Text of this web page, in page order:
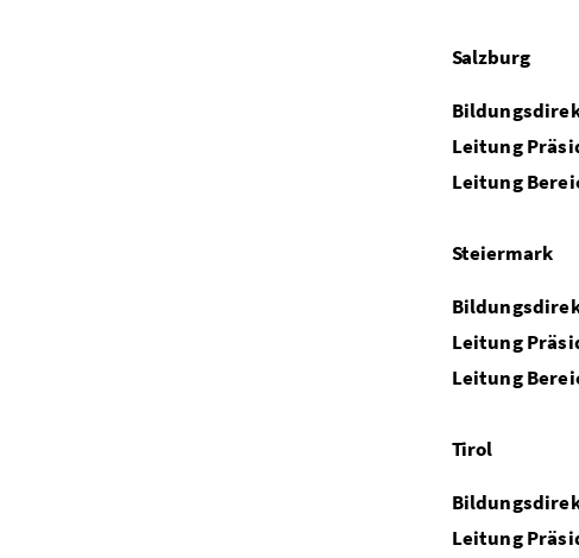
Salzburg
Leitung
Leitung
Steiermark
Leitung
Leitung
Tirol
Leitung